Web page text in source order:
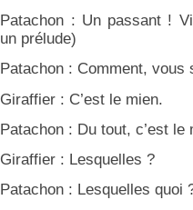
Patachon : Un passant !
un prélude)
Patachon : Comment, vous
Giraffier : C’est le mien.
Patachon : Du tout, c’est le
Giraffier : Lesquelles ?
Patachon : Lesquelles quoi